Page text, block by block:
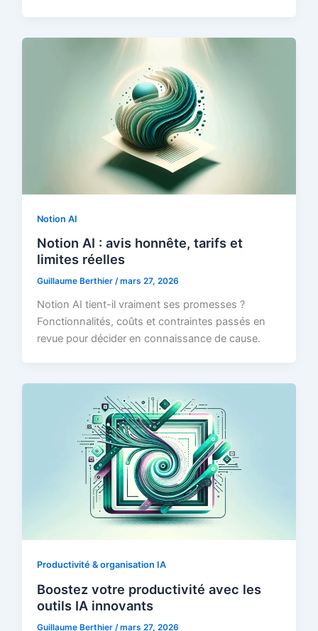
Notion AI
Notion AI : avis honnête, tarifs et
limites réelles
Guillaume Berthier/mars 27, 2026
Notion AI tient-il vraiment ses promesses ?
Fonctionnalités, coûts et contraintes passés en
revue pour décider en connaissance de cause.
Productivité & organisation IA
Boostez votre productivité avec les
outils IA innovants
Guillaume Berthier/mars 27, 2026